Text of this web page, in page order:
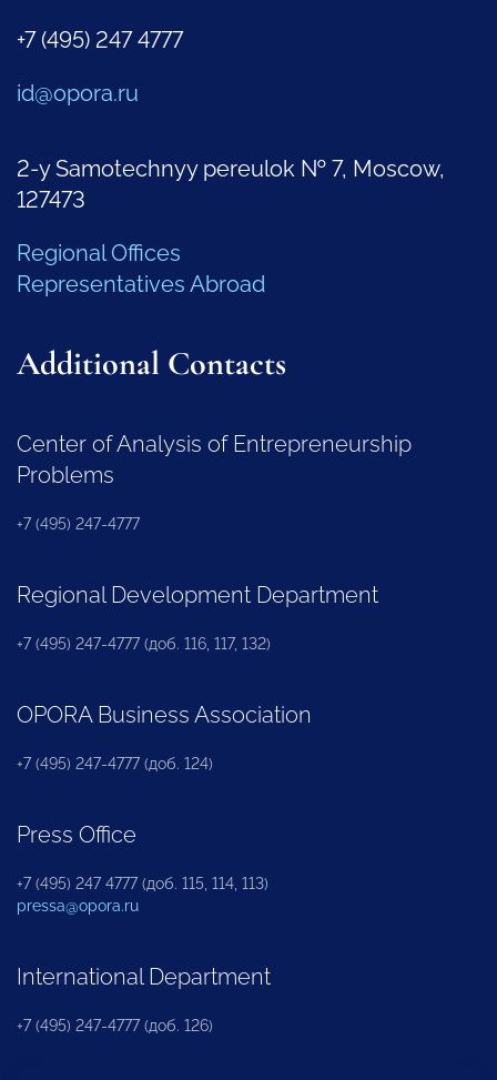
+7 (495) 247 4777
id@opora.ru
2-y Samotechnyy pereulok № 7, Moscow,
127473
Regional Offices
Representatives Abroad
Additional Contacts
Center of Analysis of Entrepreneurship
Problems
+7 (495) 247-4777
Regional Development Department
+7 (495) 247-4777 (доб. 116, 117, 132)
OPORA Business Association
+7 (495) 247-4777 (доб. 124)
Press Office
+7 (495) 247 4777 (доб. 115, 114, 113)
pressa@opora.ru
International Department
+7 (495) 247-4777 (доб. 126)